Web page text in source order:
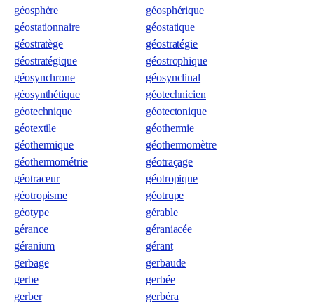
géosphère
géosphérique
géostationnaire
géostatique
géostratège
géostratégie
géostratégique
géostrophique
géosynchrone
géosynclinal
géosynthétique
géotechnicien
géotechnique
géotectonique
géotextile
géothermie
géothermique
géothermomètre
géothermométrie
géotraçage
géotraceur
géotropique
géotropisme
géotrupe
géotype
gérable
gérance
géraniacée
géranium
gérant
gerbage
gerbaude
gerbe
gerbée
gerber
gerbéra